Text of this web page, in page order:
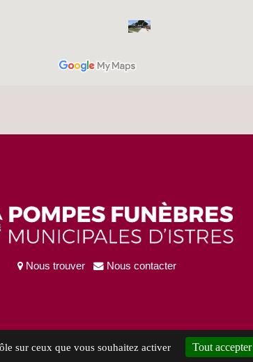
Nous trouver Nous contacter
Accessibilité :
sur ceux que vous souhaitez activer
Tout accepter